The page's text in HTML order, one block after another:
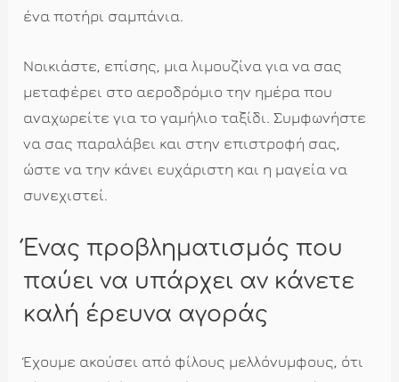
ένα ποτήρι σαμπάνια.
Νοικιάστε, επίσης, μια λιμουζίνα για να σας
μεταφέρει στο αεροδρόμιο την ημέρα που
αναχωρείτε για το γαμήλιο ταξίδι. Συμφωνήστε
να σας παραλάβει και στην επιστροφή σας,
ώστε να την κάνει ευχάριστη και η μαγεία να
συνεχιστεί.
Ένας προβληματισμός που
παύει να υπάρχει αν κάνετε
καλή έρευνα αγοράς
Έχουμε ακούσει από φίλους μελλόνυμφους, ότι